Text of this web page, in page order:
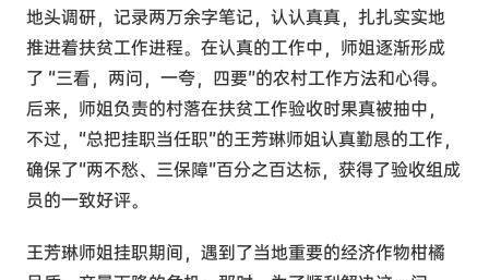
地头调研，记录两万余字笔记，认认真真，扎扎实实地
推进着扶贫工作进程。在认真的工作中，师姐逐渐形成
了 “三看，两问，一夸，四要”的农村工作方法和心得。
后来，师姐负责的村落在扶贫工作验收时果真被抽中，
不过，“总把挂职当任职”的王芳琳师姐认真勤恳的工作，
确保了“两不愁、三保障”百分之百达标，获得了验收组成
员的一致好评。
王芳琳师姐挂职期间，遇到了当地重要的经济作物柑橘